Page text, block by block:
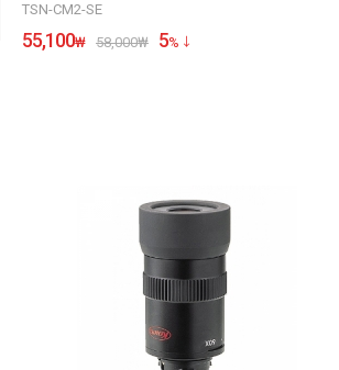
TSN-CM2-SE
55,100₩ 58,000₩ 5%